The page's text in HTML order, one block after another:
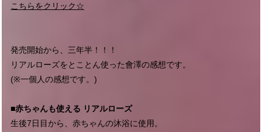
こちらをクリック☆
発売開始から、三年半！！！
リアルローズをとことん使った會澤の感想です。
(※一個人の感想です。)
■赤ちゃんも使える リアルローズ
生後7日目から、赤ちゃんの沐浴に使用。